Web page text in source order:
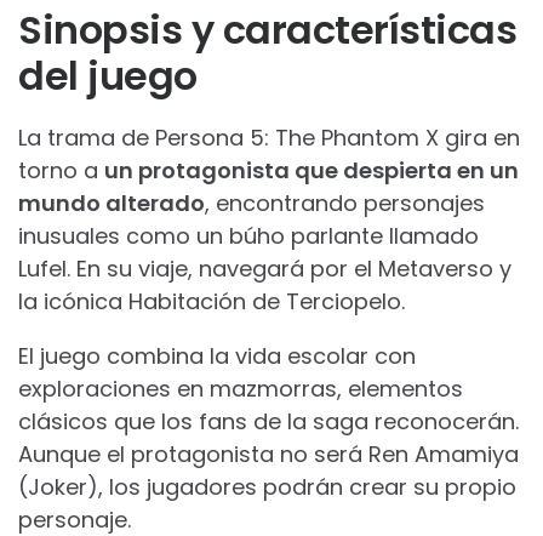
Sinopsis y características
del juego
La trama de Persona 5: The Phantom X gira en
torno a un protagonista que despierta en un
mundo alterado, encontrando personajes
inusuales como un búho parlante llamado
Lufel. En su viaje, navegará por el Metaverso y
la icónica Habitación de Terciopelo.
El juego combina la vida escolar con
exploraciones en mazmorras, elementos
clásicos que los fans de la saga reconocerán.
Aunque el protagonista no será Ren Amamiya
(Joker), los jugadores podrán crear su propio
personaje.